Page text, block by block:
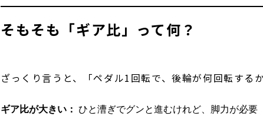
そもそも「ギア比」って何？
ざっくり言うと、「ペダル1回転で、後輪が何回転する
ギア比が大きい： ひと漕ぎでグンと進むけれど、脚力が必要